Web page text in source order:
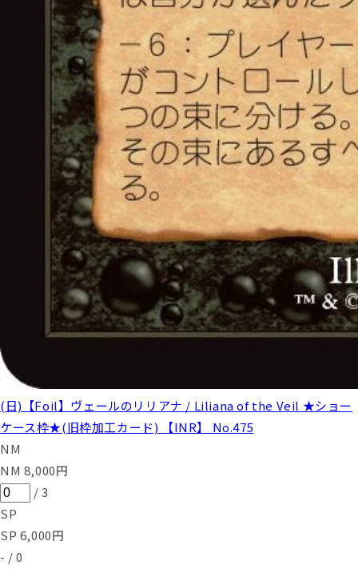
(日)【Foil】ヴェールのリリアナ / Liliana of the Veil ★ショー
ケース枠★(旧枠加工カード) 【INR】 No.475
NM
NM 8,000円
/3
SP
SP 6,000円
- / 0